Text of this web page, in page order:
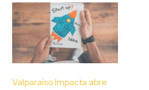
Valparaíso Impacta abre